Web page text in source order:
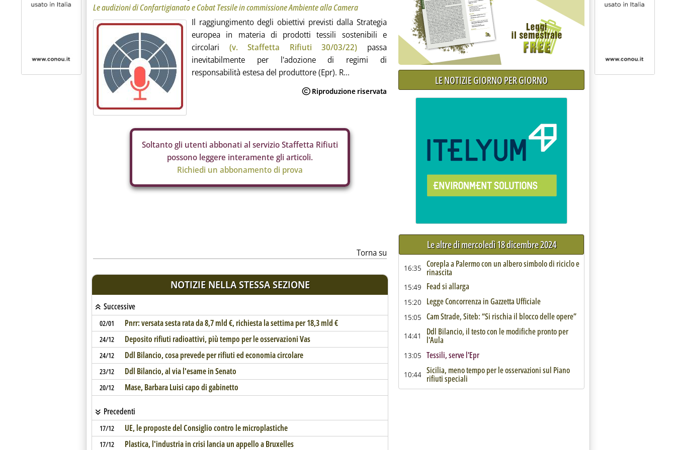
Le audizioni di Confartigianato e Cobat Tessile in commissione Ambiente alla Camera
Il raggiungimento degli obiettivi previsti dalla Strategia
europea in materia di prodotti tessili sostenibili e
circolari (v. Staffetta Rifiuti 30/03/22) passa
inevitabilmente per l'adozione di regimi di
responsabilità estesa del produttore (Epr). R...
Soltanto gli utenti abbonati al servizio Staffetta Rifiuti
possono leggere interamente gli articoli.
Richiedi un abbonamento di prova
Torna su
NOTIZIE NELLA STESSA SEZIONE
Successive
02/01 Pnrr: versata sesta rata da 8,7 mld €, richiesta la settima per 18,3 mld €
24/12 Deposito rifiuti radioattivi, più tempo per le osservazioni Vas
24/12 Ddl Bilancio, cosa prevede per rifiuti ed economia circolare
23/12 Ddl Bilancio, al via l'esame in Senato
20/12 Mase, Barbara Luisi capo di gabinetto
Precedenti
17/12 UE, le proposte del Consiglio contro le microplastiche
17/12 Plastica, l'industria in crisi lancia un appello a Bruxelles
LE NOTIZIE GIORNO PER GIORNO
Le altre di mercoledì 18 dicembre 2024
16:35 Corepla a Palermo con un albero simbolo di riciclo e
rinascita
15:49 Fead si allarga
15:20 Legge Concorrenza in Gazzetta Ufficiale
15:05 Cam Strade, Siteb: “Si rischia il blocco delle opere”
14:41 Ddl Bilancio, il testo con le modifiche pronto per
l'Aula
13:05 Tessili, serve l'Epr
10:44 Sicilia, meno tempo per le osservazioni sul Piano
rifiuti speciali